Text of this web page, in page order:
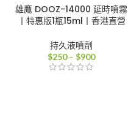
雄鷹 DOOZ-14000 延時噴霧
丨特惠版1瓶15ml丨香港直營
持久液噴劑
$250 – $900價